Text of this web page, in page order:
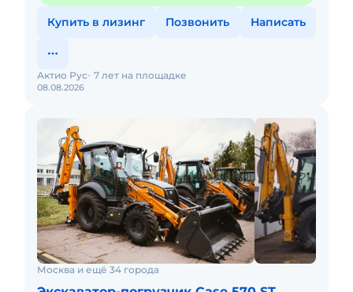
Купить в лизинг Позвонить Написать
08.08.2026
Актио Рус 7 лет на площадке
Москва и ещё 34 города